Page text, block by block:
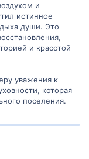
и
истинное
души. Это
и красотой
уважения к
которая
поселения.